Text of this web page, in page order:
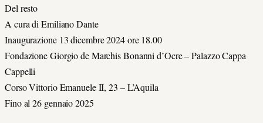
Del resto
A cura di Emiliano Dante
Inaugurazione 13 dicembre 2024 ore 18.00
Fondazione Giorgio de Marchis Bonanni d’Ocre – Palazzo Cappa
Cappelli
Corso Vittorio Emanuele II, 23 – L’Aquila
Fino al 26 gennaio 2025